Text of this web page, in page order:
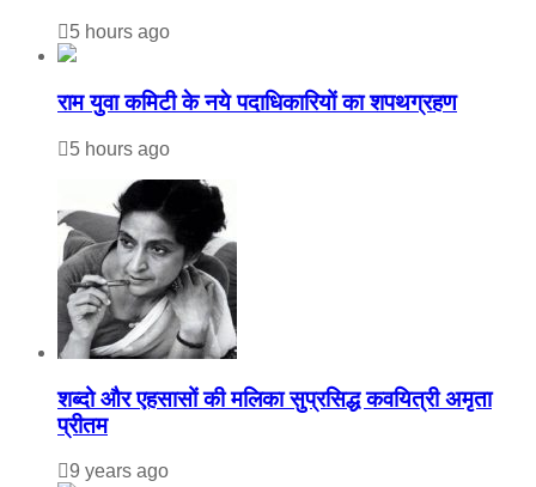
5 hours ago
राम युवा कमिटी के नये पदाधिकारियों का शपथग्रहण
5 hours ago
शब्दो और एहसासों की मलिका सुप्रसिद्ध कवयित्री अमृता
प्रीतम
9 years ago